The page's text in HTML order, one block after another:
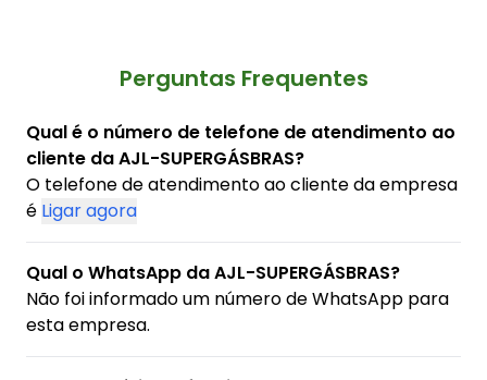
Perguntas Frequentes
Qual é o número de telefone de atendimento ao
cliente da AJL-SUPERGÁSBRAS?
O telefone de atendimento ao cliente da empresa
é Ligar agora
Qual o WhatsApp da AJL-SUPERGÁSBRAS?
Não foi informado um número de WhatsApp para
esta empresa.